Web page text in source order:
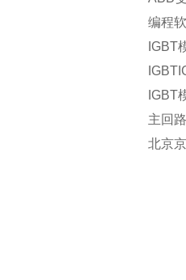
编程
IGBT
IGBT
主回
北京